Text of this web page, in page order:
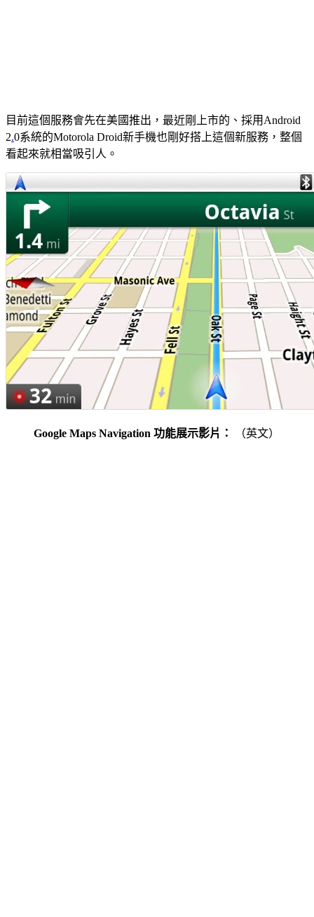
目前這個服務會先在美國推出，最近剛上市的、採用Android
2.0系統的Motorola Droid新手機也剛好搭上這個新服務，整個
看起來就相當吸引人。
Google Maps Navigation 功能展示影片： （英文）